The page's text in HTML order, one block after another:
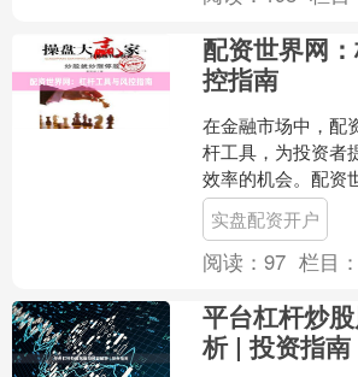
配资世界网
控指南
在金融市场中，配
杆工具，为投资者
效率的机会。配资
平台，致力于为投
知识、操作技巧与
实盘配资开户
阅读：97 栏目：
平台杠杆炒
析 | 投资指南